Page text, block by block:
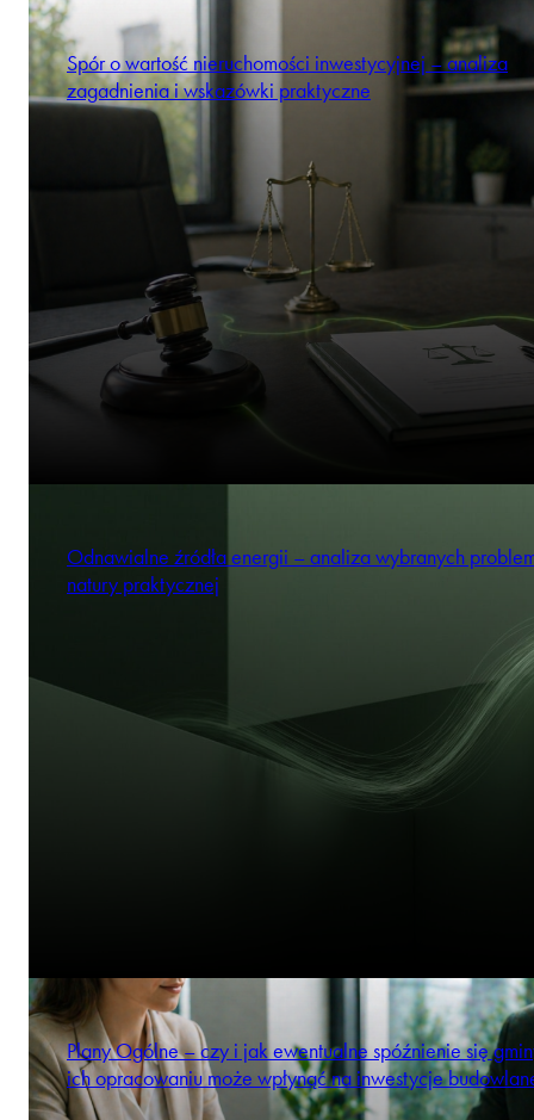
Spór o wartość nieruchomości inwestycyjnej – analiza
zagadnienia i wskazówki praktyczne
Odnawialne źródła energii – analiza wybranych
natury praktycznej
Plany Ogólne – czy i jak ewentualne spóźnienie się
ich opracowaniu może wpłynąć na inwestycje